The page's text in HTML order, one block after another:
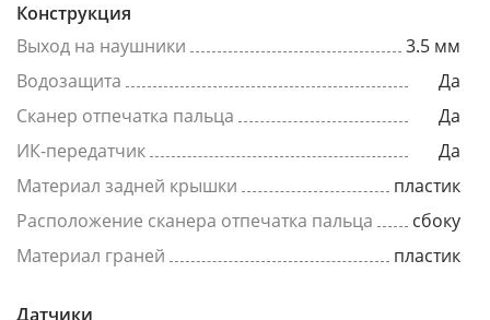
Конструкция
Выход на наушники
3.5 мм
Водозащита
Да
Сканер отпечатка пальца
Да
ИК-передатчик
Да
Материал задней крышки
пластик
Расположение сканера отпечатка пальца
сбоку
Материал граней
пластик
Датчики